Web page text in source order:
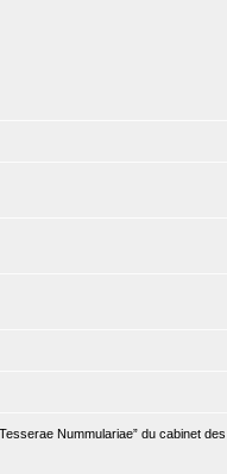
Nummulariae” du cabinet